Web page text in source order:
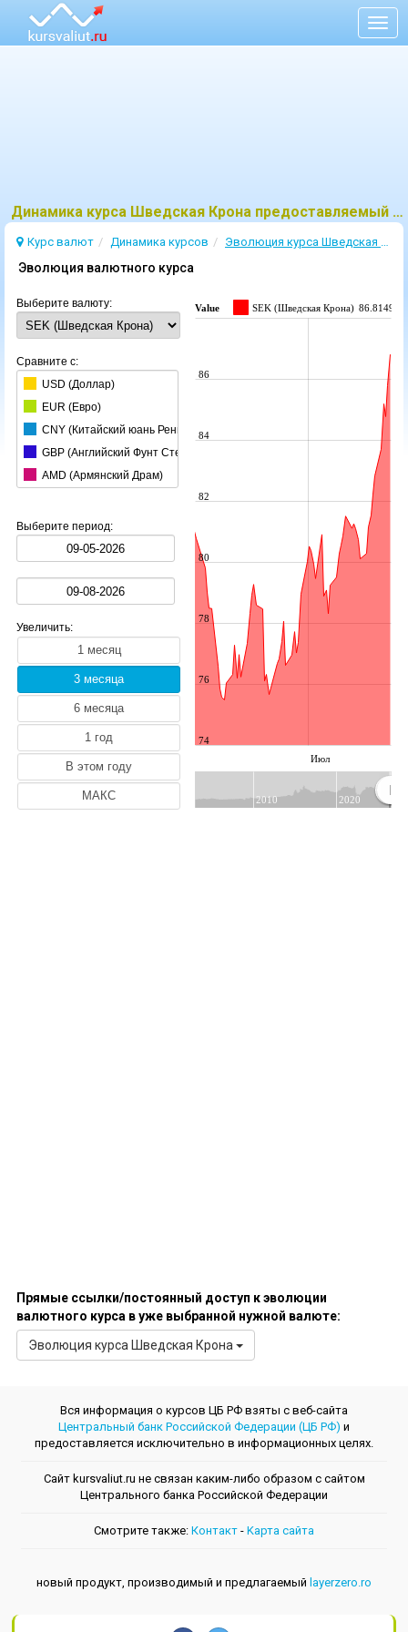
Динамика курса Шведская Крона предоставляемый ЦБ
Курс валют Динамика курсов Эволюция курсa Шведская Крона
Эволюция валютного курса
Выберите валюту:
Сравните с:
USD (Доллар)
EUR (Евро)
CNY (Китайский юань Ренминби)
GBP (Английский Фунт Стерлингов)
AMD (Армянский Драм)
AZN (Азербайджанский Манат)
BGN (Болгарский Лев)
BRL (Бразильский реал)
CAD (Канадский Доллар)
CHF (Швейцарский Франк)
CZK (Чешская Крона)
DKK (Датская Крона)
INR (Индийская pупия)
JPY (Японская Иена)
KGS (Киргизский Сом)
KRW (Южнокорейский вон)
Выберите период:
Увеличить:
Value SEK (Шведская Крона) 86.8149
Июл
74
76
78
80
82
84
86
2010 2020
Прямые ссылки/постоянный доступ к эволюции
валютного курса в уже выбранной нужной валюте:
Эволюция курсa Шведская Крона
Вся информация о курсов ЦБ РФ взяты с веб-сайта
Центральный банк Российской Федерации (ЦБ РФ) и
предоставляется исключительно в информационных целях.
Сайт kursvaliut.ru не связан каким-либо образом с сайтом
Центрального банкa Российской Федерации
Смотрите также: Контакт - Kарта сайта
новый продукт, производимый и предлагаемый layerzero.ro